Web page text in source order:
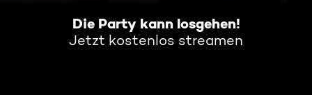
Die Party kann losgehen!
Jetzt kostenlos streamen